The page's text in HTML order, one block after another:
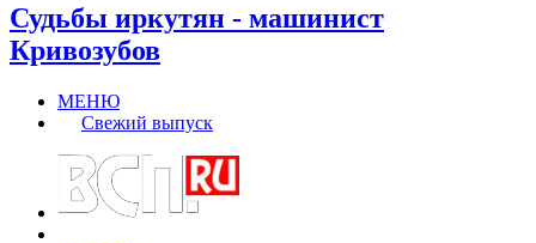
Судьбы иркутян - машинист
Кривозубов
МЕНЮ
Свежий выпуск